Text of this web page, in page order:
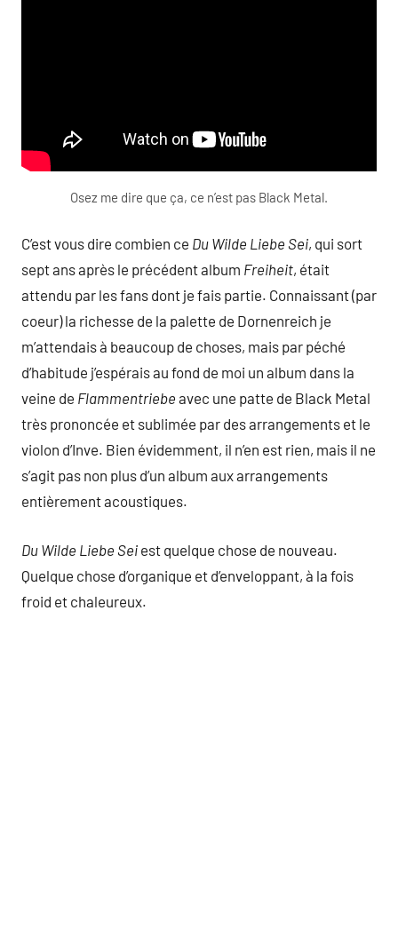
Osez me dire que ça, ce n’est pas Black Metal.
C’est vous dire combien ce Du Wilde Liebe Sei, qui sort
sept ans après le précédent album Freiheit, était
attendu par les fans dont je fais partie. Connaissant (par
coeur) la richesse de la palette de Dornenreich je
m’attendais à beaucoup de choses, mais par péché
d’habitude j’espérais au fond de moi un album dans la
veine de Flammentriebe avec une patte de Black Metal
très prononcée et sublimée par des arrangements et le
violon d’Inve. Bien évidemment, il n’en est rien, mais il ne
s’agit pas non plus d’un album aux arrangements
entièrement acoustiques.
Du Wilde Liebe Sei est quelque chose de nouveau.
Quelque chose d’organique et d’enveloppant, à la fois
froid et chaleureux.